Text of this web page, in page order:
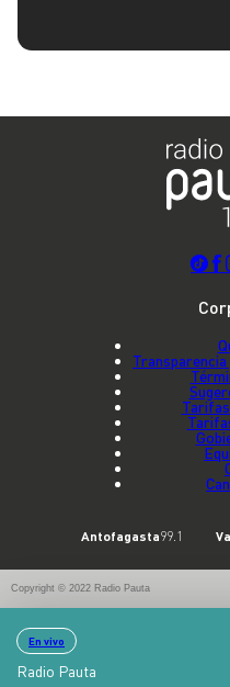
En vivo
Radio Pauta
Antofagasta99.1
Copyright © 2022 Radio Pauta